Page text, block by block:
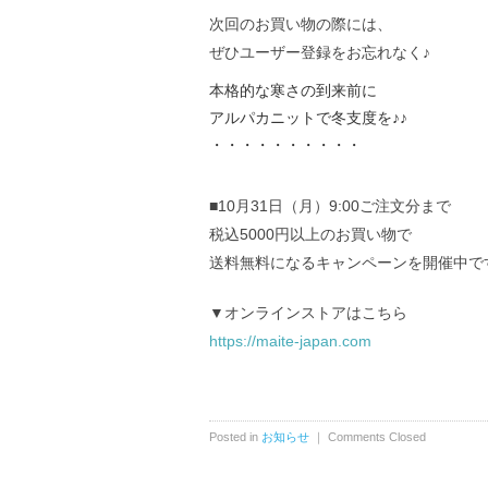
次回のお買い物の際には、
ぜひユーザー登録をお忘れなく♪
本格的な寒さの到来前に
アルパカニットで冬支度を♪♪
・・・・・・・・・・
■10月31日（月）9:00ご注文分まで
税込5000円以上のお買い物で
送料無料になるキャンペーンを開催中で
▼オンラインストアはこちら
https://maite-japan.com
Posted in お知らせ ｜ Comments Closed